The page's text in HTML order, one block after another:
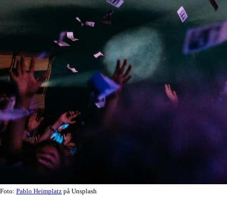
Foto: Pablo Heimplatz på Unsplash